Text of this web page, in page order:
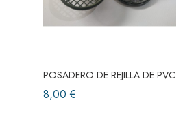
POSADERO DE REJILLA DE PVC
8,00 €